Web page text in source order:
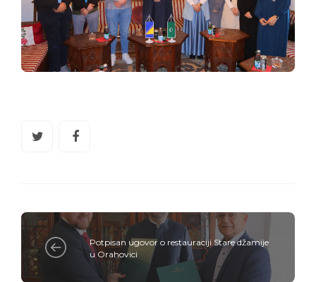
Potpisan ugovor o restauraciji Stare džamije
u Orahovici